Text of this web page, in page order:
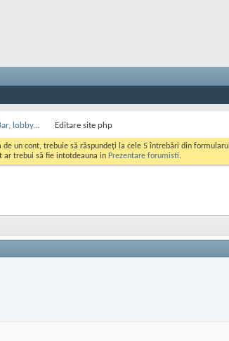
lobby... Editare site php
de un cont, trebuie să răspundeți la cele 5 întrebări din
ar trebui să fie intotdeauna in Prezentare forumisti.